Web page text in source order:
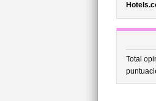
Total